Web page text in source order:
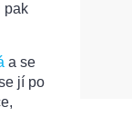
pak
a se
jí po